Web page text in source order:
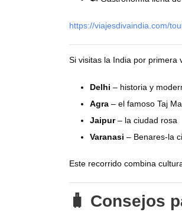
https://viajesdivaindia.com/
Si visitas la India por primera
Delhi – historia y
Agra – el famoso Taj
Jaipur– la ciudad rosa
Varanasi – Benares-la
Este recorrido combina
🧳 Consejos